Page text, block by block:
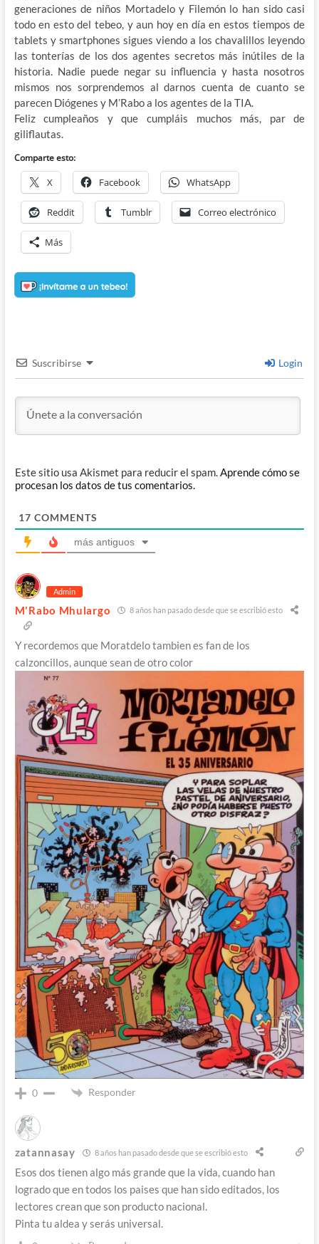
generaciones de niños Mortadelo y Filemón lo han sido casi
todo en esto del tebeo, y aun hoy en día en estos tiempos de
tablets y smartphones sigues viendo a los chavalillos leyendo
las tonterías de los dos agentes secretos más inútiles de la
historia. Nadie puede negar su influencia y hasta nosotros
mismos nos sorprendemos al darnos cuenta de cuanto se
parecen Diógenes y M’Rabo a los agentes de la TIA.
Feliz cumpleaños y que cumpláis muchos más, par de
giliflautas.
Comparte esto:
X Facebook WhatsApp
Reddit Tumblr Correo electrónico
Más
Suscribirse Login
Este sitio usa Akismet para reducir el spam.Aprende cómo se
procesan los datos de tus comentarios.
17 COMMENTS
más antiguos
Admin
M'Rabo Mhulargo 8 años han pasado desde que se escribió esto
Y recordemos que Moratdelo tambien es fan de los
calzoncillos, aunque sean de otro color
0 Responder
zatannasay 8 años han pasado desde que se escribió esto
Esos dos tienen algo más grande que la vida, cuando han
logrado que en todos los paises que han sido editados, los
lectores crean que son producto nacional.
Pinta tu aldea y serás universal.